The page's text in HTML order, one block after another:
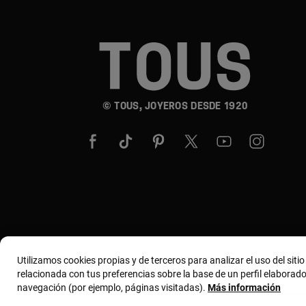
© TOUS, JOYEROS DESDE 1920
Utilizamos cookies propias y de terceros para analizar el uso del
relacionada con tus preferencias sobre la base de un perfil
navegación (por ejemplo, páginas visitadas). Más información